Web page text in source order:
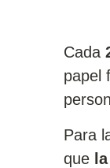
Cada
papel
Para
que